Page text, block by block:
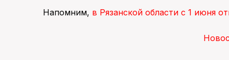
Напомним, в Рязанской области с 1 июня